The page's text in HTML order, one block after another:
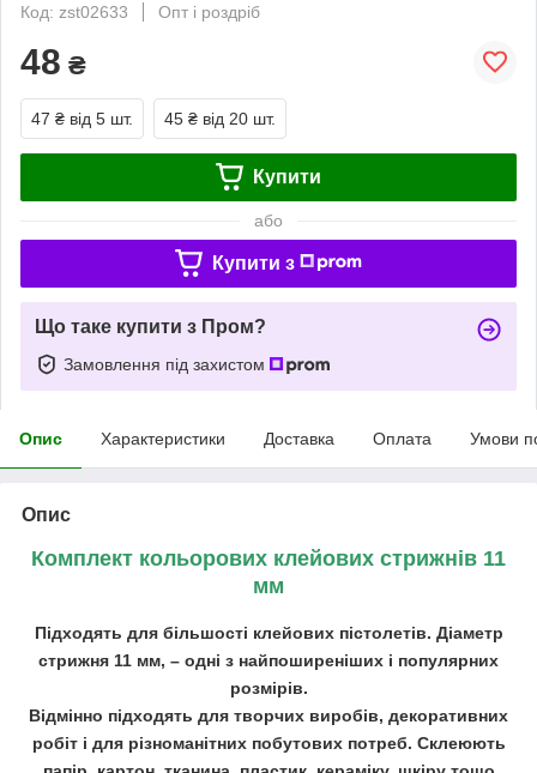
Код: zst02633
Опт і роздріб
48 ₴
47 ₴ від 5 шт. 45 ₴ від 20 шт.
Купити
або
Купити з
Що таке купити з Пром?
Замовлення під захистом
Опис Характеристики Доставка Оплата Умови
Опис
Комплект кольорових клейових стрижнів 11
мм
Підходять для більшості клейових пістолетів. Діаметр
стрижня 11 мм, – одні з найпоширеніших і популярних
розмірів.
Відмінно підходять для творчих виробів, декоративних
робіт і для різноманітних побутових потреб. Склеюють